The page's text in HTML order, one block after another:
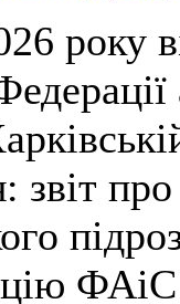
року
звіт